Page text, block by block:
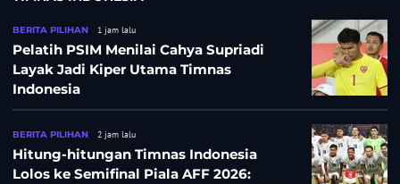
BERITA PILIHAN 1 jam lalu
Pelatih PSIM Menilai Cahya Supriadi
Layak Jadi Kiper Utama Timnas
Indonesia
BERITA PILIHAN 2 jam lalu
Hitung-hitungan Timnas Indonesia
Lolos ke Semifinal Piala AFF 2026: